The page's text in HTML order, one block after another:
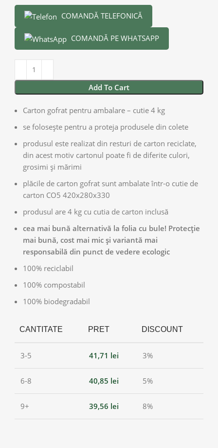
COMANDĂ TELEFONICĂ
COMANDĂ PE WHATSAPP
Add To Cart
Carton gofrat pentru ambalare – cutie 4 kg
se folosește pentru a proteja produsele din colete
produsul este realizat din resturi de carton reciclate,
din acest motiv cartonul poate fi de diferite culori,
grosimi și mărimi
plăcile de carton gofrat sunt ambalate într-o cutie de
carton CO5 420x280x330
produsul are 4 kg cu cutia de carton inclusă
cea mai bună alternativă la folia cu bule! Protecție
mai bună, cost mai mic și variantă mai
responsabilă din punct de vedere ecologic
100% reciclabil
100% compostabil
100% biodegradabil
CANTITATE PRET DISCOUNT
3-5 41,71 lei 3%
6-8 40,85 lei 5%
9+ 39,56 lei 8%